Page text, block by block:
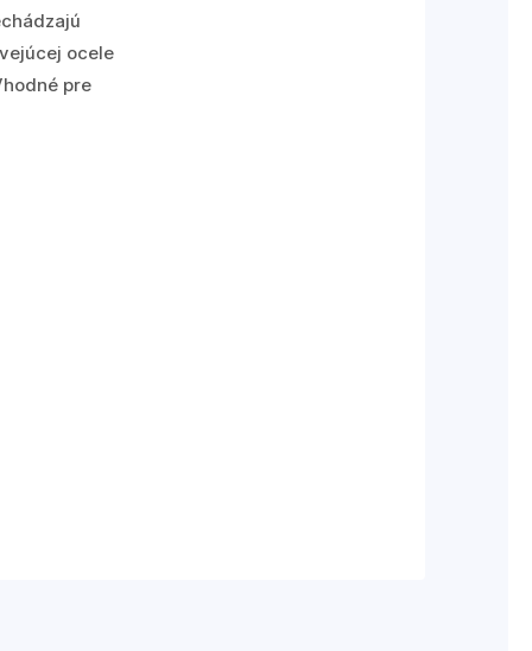
ocele
pre